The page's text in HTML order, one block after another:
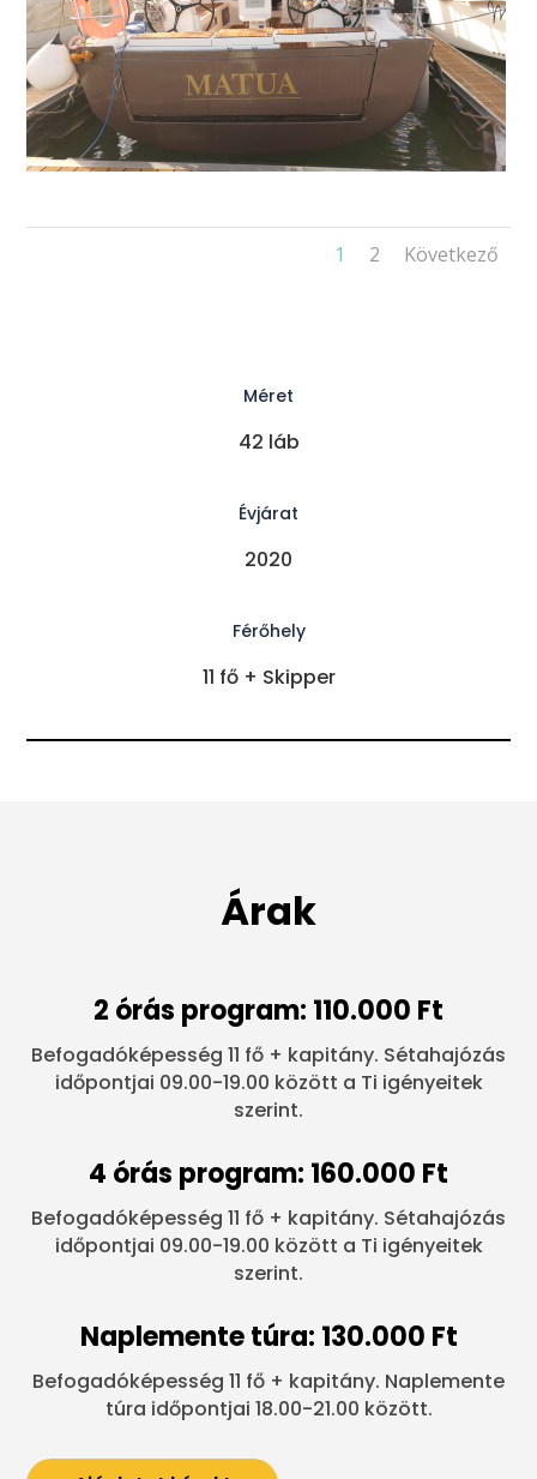
1 2 Következő
Méret
42 láb
Évjárat
2020
Férőhely
11 fő + Skipper
Árak
2 órás program: 110.000 Ft
Befogadóképesség 11 fő + kapitány. Sétahajózás
időpontjai 09.00-19.00 között a Ti igényeitek
szerint.
4 órás program: 160.000 Ft
Befogadóképesség 11 fő + kapitány. Sétahajózás
időpontjai 09.00-19.00 között a Ti igényeitek
szerint.
Naplemente túra: 130.000 Ft
Befogadóképesség 11 fő + kapitány. Naplemente
túra időpontjai 18.00-21.00 között.